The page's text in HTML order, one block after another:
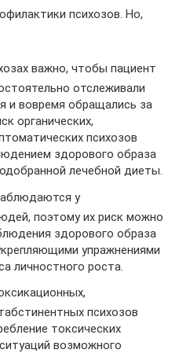
психозов. Но,
важно, чтобы пациент
отслеживали
и вовремя обращались за
органических,
психозов
здорового образа
лечебной диеты.
у
поэтому их риск можно
здорового образа
упражнениями
личностного роста.
психозов
токсических
возможного